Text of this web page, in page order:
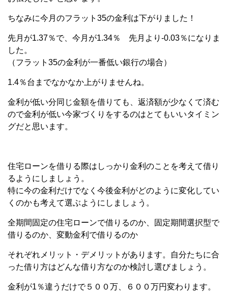
ちなみに今月のフラット35の金利は下がりました！
先月が1.37％で、今月が1.34％ 先月より-0.03％になりま
した。
（フラット35の金利が一番低い銀行の場合）
1.4％台までなかなか上がりませんね。
金利が低い分同じ金額を借りても、返済額が少なくて済む
ので金利が低い今家づくりをするのはとてもいいタイミン
グだと思います。
住宅ローンを借りる際はしっかり金利のことを考えて借り
るようにしましょう。
特に今の金利だけでなく今後金利がどのように変化してい
くのかも考えて選ぶようにしましょう。
全期間固定の住宅ローンで借りるのか、固定期間選択型で
借りるのか、変動金利で借りるのか
それぞれメリット・デメリットがあります。自分たちに合
った借り方はどんな借り方なのか検討し選びましょう。
金利が1％違うだけで５００万、６００万円変わります。